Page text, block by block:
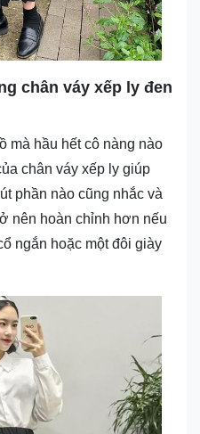
chân váy xếp ly đen
mà hầu hết cô nàng nào
chân váy xếp ly giúp
phần nào cũng nhắc và
nên hoàn chỉnh hơn nếu
ngắn hoặc một đôi giày